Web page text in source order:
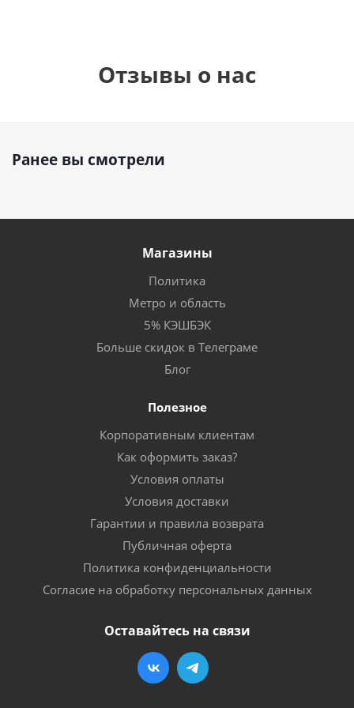
Отзывы о нас
Ранее вы смотрели
Магазины
Политика
Метро и область
5% КЭШБЭК
Больше скидок в Телеграме
Блог
Полезное
Корпоративным клиентам
Как оформить заказ?
Условия оплаты
Условия доставки
Гарантии и правила возврата
Публичная оферта
Политика конфиденциальности
Согласие на обработку персональных данных
Оставайтесь на связи